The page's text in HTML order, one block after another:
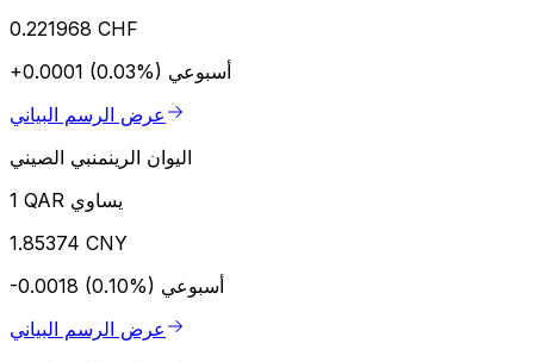
0.221968 CHF
+0.0001 (0.03%) أسبوعي
عرض الرسم البياني
اليوان الرينمنبي الصيني
1 QAR يساوي
1.85374 CNY
-0.0018 (0.10%) أسبوعي
عرض الرسم البياني